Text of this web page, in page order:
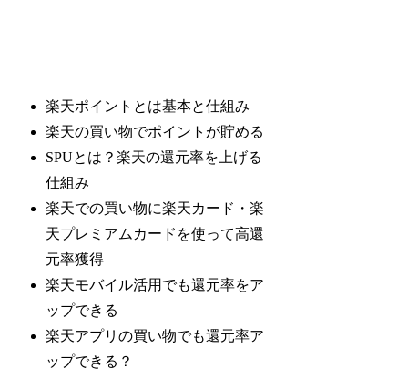
楽天ポイントとは基本と仕組み
楽天の買い物でポイントが貯める
SPUとは？楽天の還元率を上げる
仕組み
楽天での買い物に楽天カード・楽
天プレミアムカードを使って高還
元率獲得
楽天モバイル活用でも還元率をア
ップできる
楽天アプリの買い物でも還元率ア
ップできる？